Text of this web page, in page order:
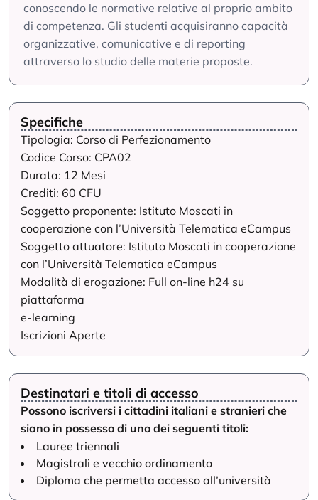
conoscendo le normative relative al proprio ambito
di competenza. Gli studenti acquisiranno capacità
organizzative, comunicative e di reporting
attraverso lo studio delle materie proposte.
Specifiche
Tipologia: Corso di Perfezionamento
Codice Corso: CPA02
Durata: 12 Mesi
Crediti: 60 CFU
Soggetto proponente: Istituto Moscati in
cooperazione con l’Università Telematica eCampus
Soggetto attuatore: Istituto Moscati in cooperazione
con l’Università Telematica eCampus
Modalità di erogazione: Full on-line h24 su
piattaforma
e-learning
Iscrizioni Aperte
Destinatari e titoli di accesso
Possono iscriversi i cittadini italiani e stranieri che
siano in possesso di uno dei seguenti titoli:
Lauree triennali
Magistrali e vecchio ordinamento
Diploma che permetta accesso all’università